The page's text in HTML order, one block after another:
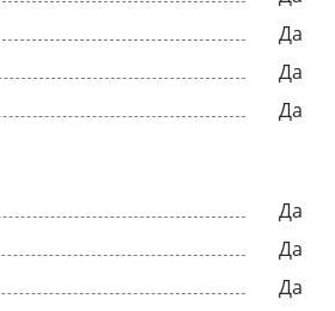
Да
Да
Да
Да
Да
Да